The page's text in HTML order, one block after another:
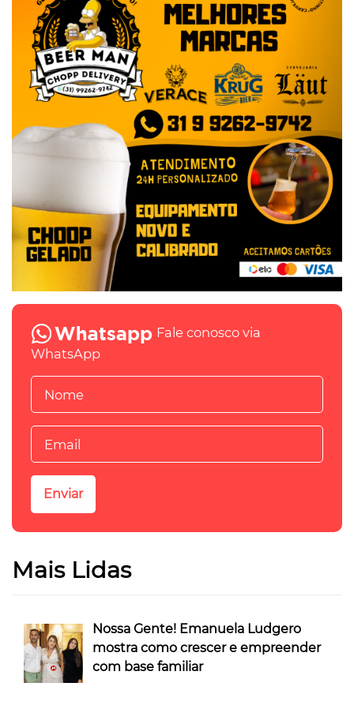
Fale conosco via
WhatsApp
Mais Lidas
Nossa Gente! Emanuela Ludgero
mostra como crescer e empreender
com base familiar